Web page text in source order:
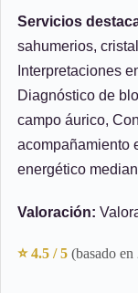
Servicios
sahumerios,
Interpretaciones
Diagnóstico de
campo áurico,
acompañamiento
energético
Valoración:
⭐ 4.5 / 5 (basado